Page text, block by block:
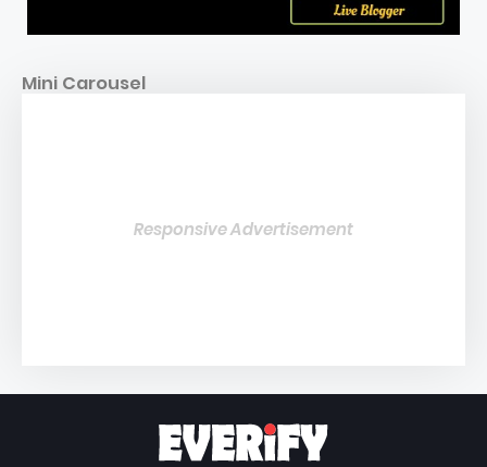
Mini Carousel
Responsive Advertisement